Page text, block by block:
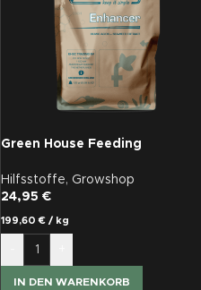
Green House Feeding
Hilfsstoffe, Growshop
24,95 €
199,60€ / kg
IN DEN WARENKORB